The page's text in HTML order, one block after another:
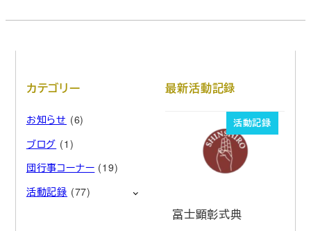
カテゴリー
お知らせ (6)
ブログ (1)
団行事コーナー (19)
活動記録 (77)
最新活動記録
活動記録
富士顕彰式典